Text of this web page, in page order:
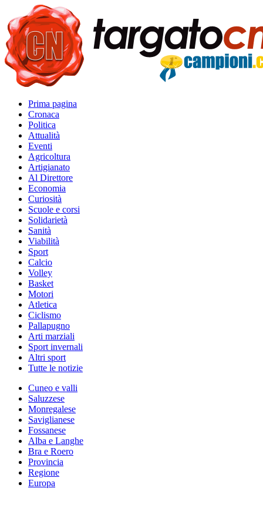
Prima pagina
Cronaca
Politica
Attualità
Eventi
Agricoltura
Artigianato
Al Direttore
Economia
Curiosità
Scuole e corsi
Solidarietà
Sanità
Viabilità
Sport
Calcio
Volley
Basket
Motori
Atletica
Ciclismo
Pallapugno
Arti marziali
Sport invernali
Altri sport
Tutte le notizie
Cuneo e valli
Saluzzese
Monregalese
Saviglianese
Fossanese
Alba e Langhe
Bra e Roero
Provincia
Regione
Europa